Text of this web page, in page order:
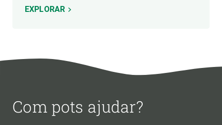
EXPLORAR
Com pots ajudar?